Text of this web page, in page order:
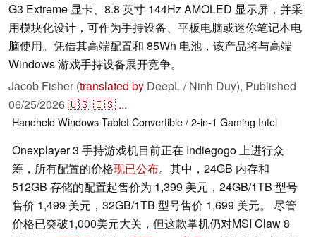
G3 Extreme 显卡、8.8 英寸 144Hz AMOLED 显示屏，并采
用模块化设计，可作为手持设备、平板电脑或迷你笔记本电
脑使用。凭借其高端配置和 85Wh 电池，该产品将与高端
Windows 游戏手持设备展开竞争。
Jacob Fisher (translated by DeepL / Ninh Duy), Published
06/25/2026🇺🇸🇪🇸 ...
HandheldWindowsTabletConvertible / 2-in-1 Gaming Intel
Onexplayer 3 手持游戏机目前正在 Indiegogo 上进行众
筹，所有配置的价格现已公布。其中，24GB 内存和
512GB 存储的配置起售价为 1,399 美元，24GB/1TB 型号
售价 1,499 美元，32GB/1TB 型号售价 1,699 美元。 尽管
价格已突破1,000美元大关，但这款掌机仍对MSI Claw 8